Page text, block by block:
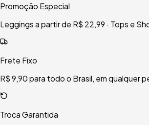
Promoção Especial
Leggings a partir de R$ 22,99 · Tops e
Frete Fixo
R$ 9,90 para todo o Brasil, em qualquer
Troca Garantida